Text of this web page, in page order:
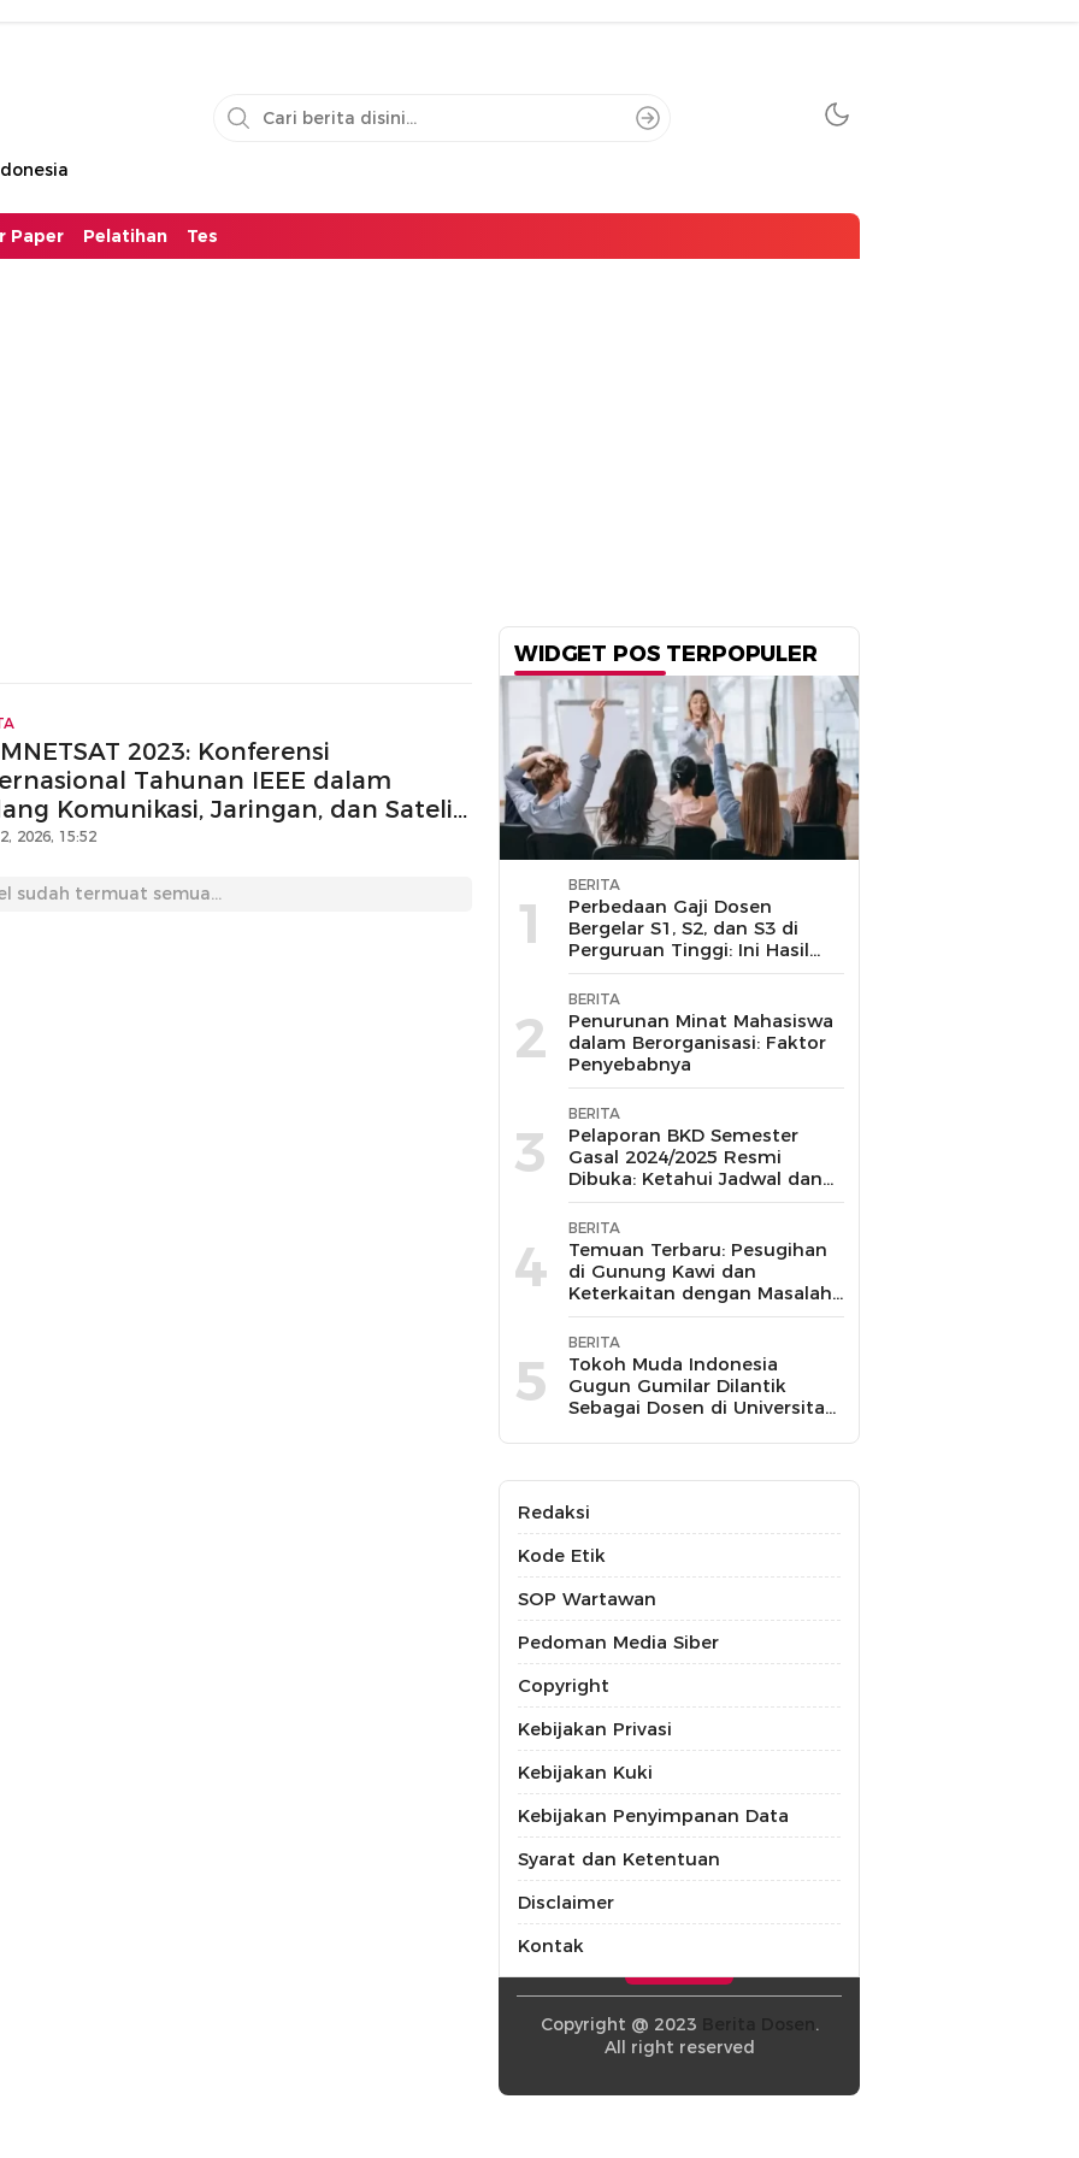
Paper Pelatihan Tes
2023: Konferensi
Tahunan IEEE dalam
Komunikasi, Jaringan, dan Satelit
2026, 15:52
sudah termuat semua...
WIDGET POS TERPOPULER
1
BERITA
Perbedaan Gaji Dosen
Bergelar S1, S2, dan S3 di
Perguruan Tinggi: Ini Hasil
Penelusuran
2
BERITA
Penurunan Minat Mahasiswa
dalam Berorganisasi: Faktor
Penyebabnya
3
BERITA
Pelaporan BKD Semester
Gasal 2024/2025 Resmi
Dibuka: Ketahui Jadwal dan
Prosesnya
4
BERITA
Temuan Terbaru: Pesugihan
di Gunung Kawi dan
Keterkaitan dengan Masalah
Kesehatan Mental
5
BERITA
Tokoh Muda Indonesia
Gugun Gumilar Dilantik
Sebagai Dosen di Universitas
Berbagai Mata Kuliah
Redaksi
Kode Etik
SOP Wartawan
Pedoman Media Siber
Copyright
Kebijakan Privasi
Kebijakan Kuki
Kebijakan Penyimpanan Data
Syarat dan Ketentuan
Disclaimer
Kontak
Copyright @ 2023
.
All right reserved